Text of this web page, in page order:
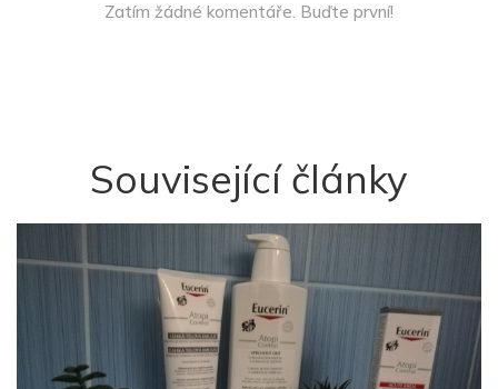
Zatím žádné komentáře. Buďte první!
Související články